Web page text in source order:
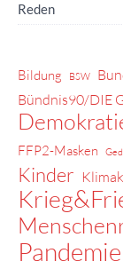
Reden
Bildung BSW
Bündnis90/DIE
FFP2-Masken
Kinder
Pandemie